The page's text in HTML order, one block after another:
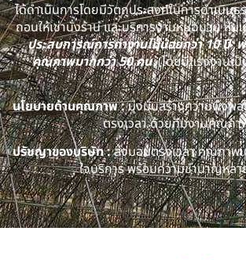
ได้ดำเนินการโดยมีวัตถุประสงค์ในการดำเนิน
ถอนให้เช่านั่งร้าน และบริการงานหุ้มฉนวน หุ้
ประสบการณ์การทำงานไม่น้อยกว่า 10 ปี
คุณภาพมากกว่า 50 คน(โดยมีแรงงานเ
นโยบายด้านคุณภาพ :มุ่งมั่นสร้างความพึงพอ
ตรงเวลา ด้วยทีมงานคุณภา
ปรัชญาของบริษัท :ส่งมอบตรงเวลา คุณภาพ
ใจบริการ พร้อมความชำนาญหล